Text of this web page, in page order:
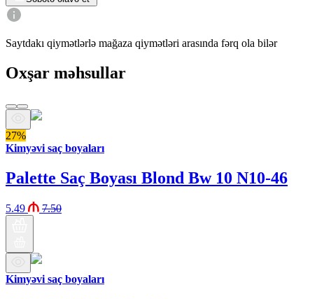
Saytdakı qiymətlərlə mağaza qiymətləri arasında fərq ola bilər
Oxşar məhsullar
27%
Kimyəvi saç boyaları
Palette Saç Boyası Blond Bw 10 N10-46
5.49 7.50
Kimyəvi saç boyaları